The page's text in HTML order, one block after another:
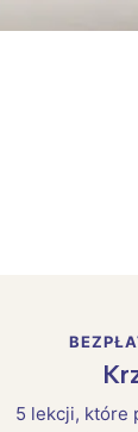
5 lekcji, które